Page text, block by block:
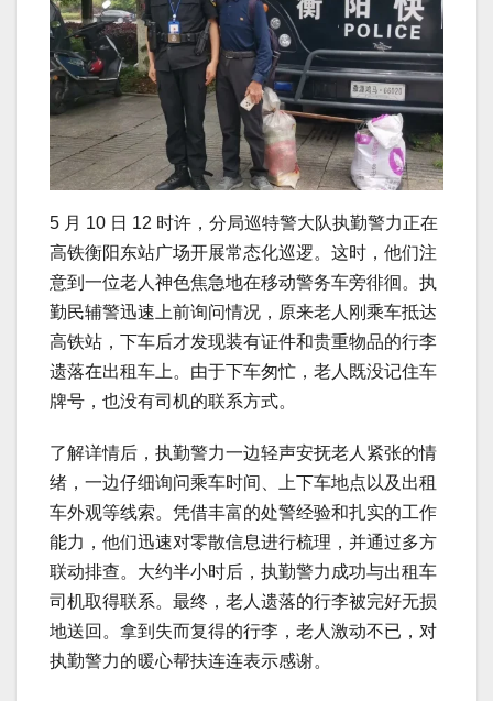
5 月 10 日 12 时许，分局巡特警大队执勤警力正在
高铁衡阳东站广场开展常态化巡逻。这时，他们注
意到一位老人神色焦急地在移动警务车旁徘徊。执
勤民辅警迅速上前询问情况，原来老人刚乘车抵达
高铁站，下车后才发现装有证件和贵重物品的行李
遗落在出租车上。由于下车匆忙，老人既没记住车
牌号，也没有司机的联系方式。
了解详情后，执勤警力一边轻声安抚老人紧张的情
绪，一边仔细询问乘车时间、上下车地点以及出租
车外观等线索。凭借丰富的处警经验和扎实的工作
能力，他们迅速对零散信息进行梳理，并通过多方
联动排查。大约半小时后，执勤警力成功与出租车
司机取得联系。最终，老人遗落的行李被完好无损
地送回。拿到失而复得的行李，老人激动不已，对
执勤警力的暖心帮扶连连表示感谢。